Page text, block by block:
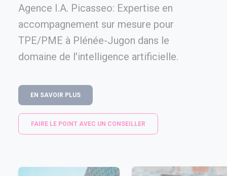
Agence I.A. Picasseo: Expertise en
accompagnement sur mesure pour
TPE/PME à Plénée-Jugon dans le
domaine de l'intelligence artificielle.
EN SAVOIR PLUS
FAIRE LE POINT AVEC UN CONSEILLER